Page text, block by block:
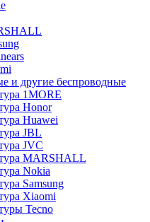
и другие беспроводные
1MORE
Honor
Huawei
JBL
JVC
MARSHALL
Nokia
Samsung
Xiaomi
Tecno